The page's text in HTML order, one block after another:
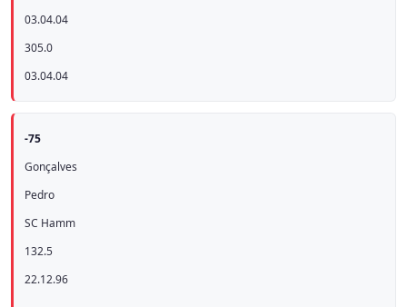
03.04.04
305.0
03.04.04
-75
Gonçalves
Pedro
SC Hamm
132.5
22.12.96